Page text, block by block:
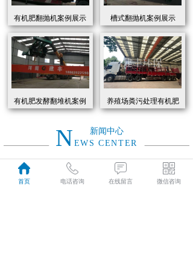
有机肥翻抛机案例展示 槽式翻抛机案例展示
有机肥发酵翻堆机案例
展示
养殖场粪污处理有机肥
发酵罐 履带式有机肥翻
新闻中心
N EWS CENTER
2026
首页 电话咨询 在线留言 微信咨询